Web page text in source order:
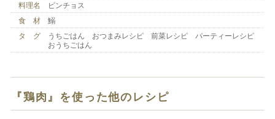
料理名
ピンチョス
食 材
鰯
タ グ
うちごはん おつまみレシピ 前菜レシピ パーティーレシピ
おうちごはん
『鶏肉』を使った他のレシピ